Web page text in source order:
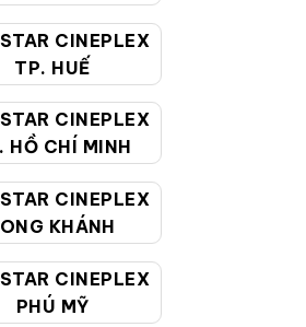
CINEPLEX
TP. HUẾ
CINEPLEX
HỒ CHÍ MINH
CINEPLEX
KHÁNH
CINEPLEX
PHÚ MỸ
HÀNG